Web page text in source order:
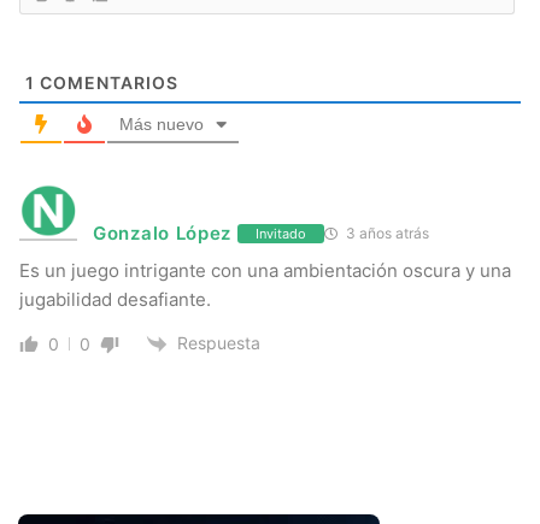
1 COMENTARIOS
Más nuevo
Gonzalo López Invitado 3 años atrás
Es un juego intrigante con una ambientación oscura y una
jugabilidad desafiante.
0 0 Respuesta